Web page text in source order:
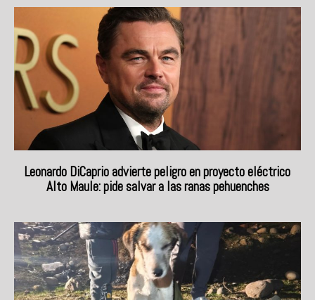
Leonardo DiCaprio advierte peligro en proyecto eléctrico
Alto Maule: pide salvar a las ranas pehuenches